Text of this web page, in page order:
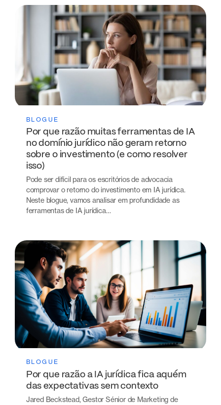
BLOGUE
Por que razão muitas ferramentas de IA
no domínio jurídico não geram retorno
sobre o investimento (e como resolver
isso)
Pode ser difícil para os escritórios de advocacia
comprovar o retorno do investimento em IA jurídica.
Neste blogue, vamos analisar em profundidade as
ferramentas de IA jurídica…
BLOGUE
Por que razão a IA jurídica fica aquém
das expectativas sem contexto
Jared Beckstead, Gestor Sénior de Marketing de